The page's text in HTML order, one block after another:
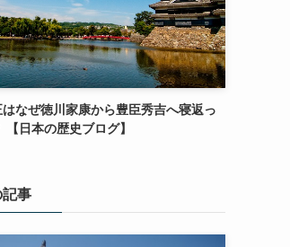
なぜ徳川家康から豊臣秀吉へ寝返っ
【日本の歴史ブログ】
記事